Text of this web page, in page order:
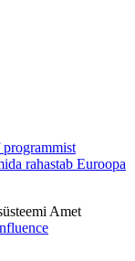
rahastab Euroopa
Amet